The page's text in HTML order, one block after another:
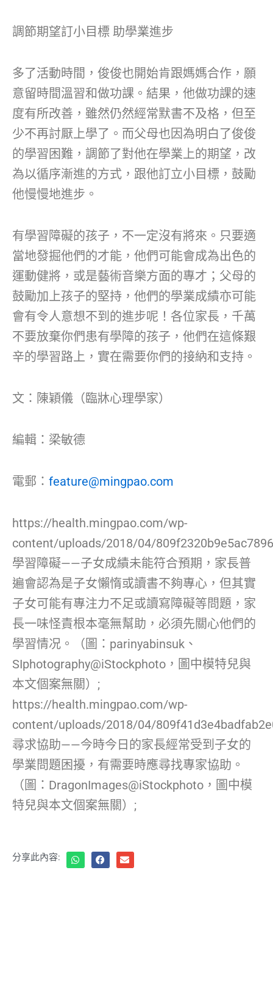
調節期望訂小目標 助學業進步
多了活動時間，俊俊也開始肯跟媽媽合作，願
意留時間溫習和做功課。結果，他做功課的速
度有所改善，雖然仍然經常默書不及格，但至
少不再討厭上學了。而父母也因為明白了俊俊
的學習困難，調節了對他在學業上的期望，改
為以循序漸進的方式，跟他訂立小目標，鼓勵
他慢慢地進步。
有學習障礙的孩子，不一定沒有將來。只要適
當地發掘他們的才能，他們可能會成為出色的
運動健將，或是藝術音樂方面的專才；父母的
鼓勵加上孩子的堅持，他們的學業成績亦可能
會有令人意想不到的進步呢！各位家長，千萬
不要放棄你們患有學障的孩子，他們在這條艱
辛的學習路上，實在需要你們的接納和支持。
文：陳穎儀（臨牀心理學家）
編輯：梁敏德
電郵： feature@mingpao.com
https://health.mingpao.com/wp-
content/uploads/2018/04/
學習障礙——子女成績未能符合預期，家長普
遍會認為是子女懶惰或讀書不夠專心，但其實
子女可能有專注力不足或讀寫障礙等問題，家
長一味怪責根本毫無幫助，必須先關心他們的
學習情况。（圖：parinyabinsuk、
SIphotography@iStockphoto，圖中模特兒與
本文個案無關）;
https://health.mingpao.com/wp-
content/uploads/2018/04/
尋求協助——今時今日的家長經常受到子女的
學業問題困擾，有需要時應尋找專家協助。
（圖：DragonImages@iStockphoto，圖中模
特兒與本文個案無關）;
分享此內容: